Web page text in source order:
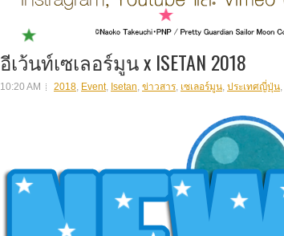
อีเว้นท์เซเลอร์มูน x ISETAN 2018
10:20 AM 2018, Event, Isetan, ข่าวสาร, เซเลอร์มูน, ประเทศญี่ปุ่น,